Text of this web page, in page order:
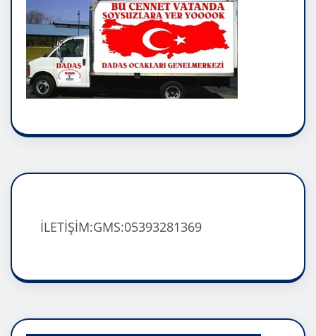
İLETİŞİM:GMS:05393281369